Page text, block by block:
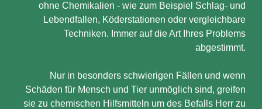
ohne Chemikalien - wie zum Beispiel Schlag- und
Lebendfallen, Köderstationen oder vergleichbare
Techniken. Immer auf die Art Ihres Problems
abgestimmt.
Nur in besonders schwierigen Fällen und wenn
Schäden für Mensch und Tier unmöglich sind, greifen
sie zu chemischen Hilfsmitteln um des Befalls Herr zu